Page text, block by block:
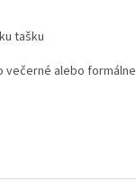
tašku
večerné alebo formálne